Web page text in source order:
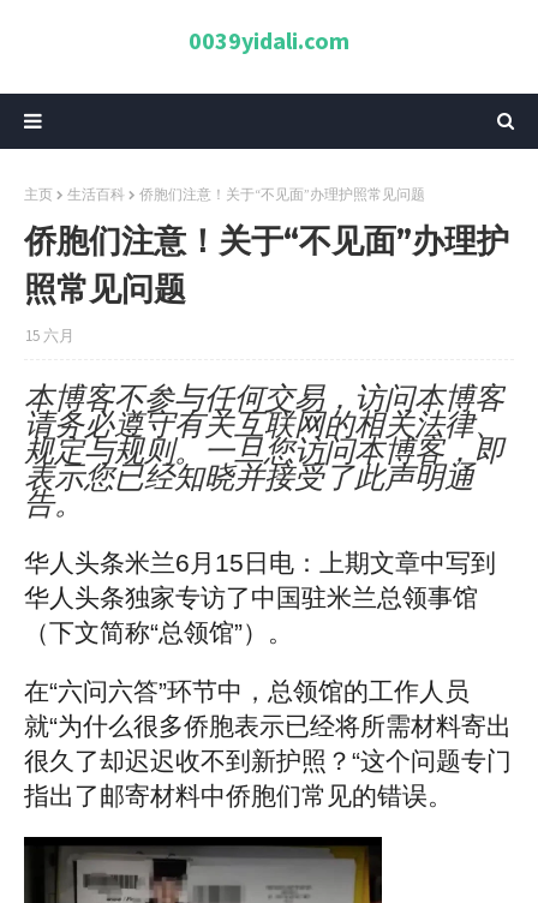
0039yidali.com
主页 生活百科 侨胞们注意！关于“不见面”办理护照常见问题
侨胞们注意！关于“不见面”办理护
照常见问题
15 六月
本博客不参与任何交易，访问本博客
请务必遵守有关互联网的相关法律、
规定与规则。一旦您访问本博客，即
表示您已经知晓并接受了此声明通
告。
华人头条米兰6月15日电：上期文章中写到
华人头条独家专访了中国驻米兰总领事馆
（下文简称“总领馆”）。
在“六问六答”环节中，总领馆的工作人员
就“为什么很多侨胞表示已经将所需材料寄出
很久了却迟迟收不到新护照？“这个问题专门
指出了邮寄材料中侨胞们常见的错误。